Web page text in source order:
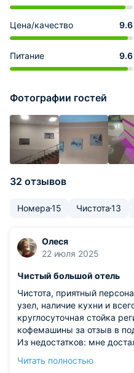
Цена/качество 9.6
Питание 9.6
Фотографии гостей
32 отзывов
Номера15 Чистота13
Олеся
22 июля 2025
Чистый большой отель
Чистота, приятный
узел, наличие кухни и
круглосуточная стойка
кофемашины за отзыв в
Из недостатков: мне
окна. Всё время болтали
Читать полностью